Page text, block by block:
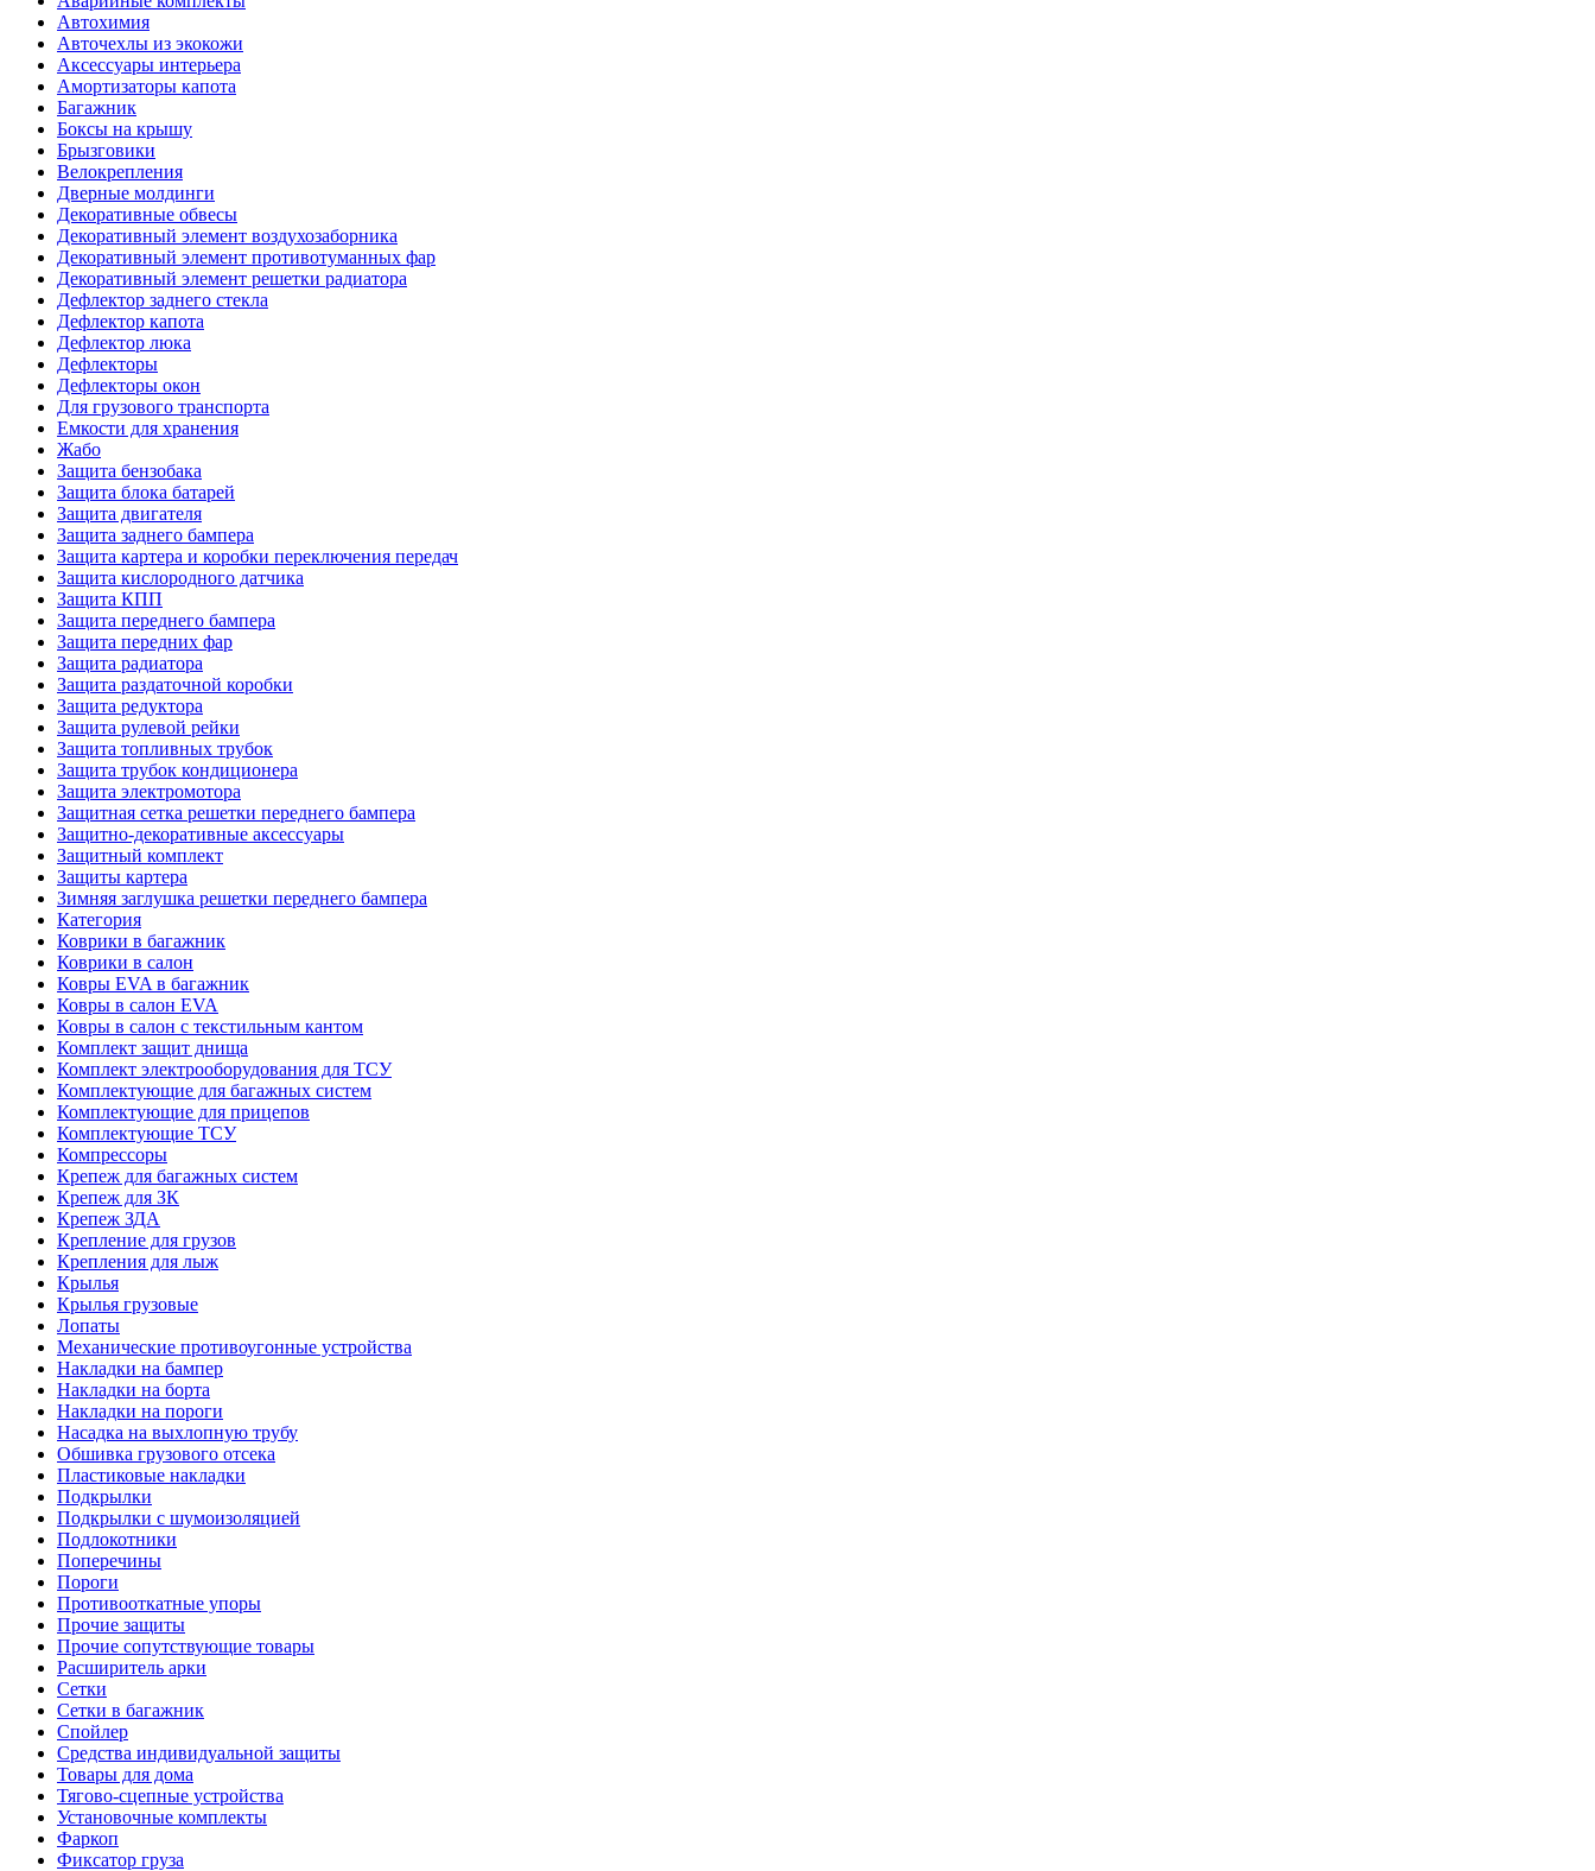
Автохимия
Авточехлы из экокожи
Аксессуары интерьера
Амортизаторы капота
Багажник
Боксы на крышу
Брызговики
Велокрепления
Дверные молдинги
Декоративные обвесы
Декоративный элемент воздухозаборника
Декоративный элемент противотуманных фар
Декоративный элемент решетки радиатора
Дефлектор заднего стекла
Дефлектор капота
Дефлектор люка
Дефлекторы
Дефлекторы окон
Для грузового транспорта
Емкости для хранения
Жабо
Защита бензобака
Защита блока батарей
Защита двигателя
Защита заднего бампера
Защита картера и коробки переключения передач
Защита кислородного датчика
Защита КПП
Защита переднего бампера
Защита передних фар
Защита радиатора
Защита раздаточной коробки
Защита редуктора
Защита рулевой рейки
Защита топливных трубок
Защита трубок кондиционера
Защита электромотора
Защитная сетка решетки переднего бампера
Защитно-декоративные аксессуары
Защитный комплект
Защиты картера
Зимняя заглушка решетки переднего бампера
Категория
Коврики в багажник
Коврики в салон
Ковры EVA в багажник
Ковры в салон EVA
Ковры в салон с текстильным кантом
Комплект защит днища
Комплект электрооборудования для ТСУ
Комплектующие для багажных систем
Комплектующие для прицепов
Комплектующие ТСУ
Компрессоры
Крепеж для багажных систем
Крепеж для ЗК
Крепеж ЗДА
Крепление для грузов
Крепления для лыж
Крылья
Крылья грузовые
Лопаты
Механические противоугонные устройства
Накладки на бампер
Накладки на борта
Накладки на пороги
Насадка на выхлопную трубу
Обшивка грузового отсека
Пластиковые накладки
Подкрылки
Подкрылки с шумоизоляцией
Подлокотники
Поперечины
Пороги
Противооткатные упоры
Прочие защиты
Прочие сопутствующие товары
Расширитель арки
Сетки
Сетки в багажник
Спойлер
Средства индивидуальной защиты
Товары для дома
Тягово-сцепные устройства
Установочные комплекты
Фаркоп
Фиксатор груза